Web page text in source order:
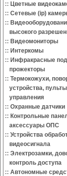
:: Цветные
:: Сетевые (ip)
::
высокого
:: Видеомониторы
:: Интеркомы
:: Инфракрасные
прожекторы
:: Термокожухи,
устройства, пульты
управления
:: Охранные датчики
:: Контрольные
аксессуары ОПС
:: Устройства
видеосигнала
:: Электрозамки,
контроль доступа
:: Автономные